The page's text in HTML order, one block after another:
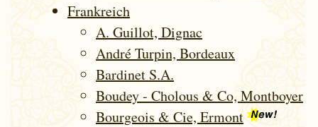
Frank­reich
A. Guillot, Dignac
André Turpin, Bordeaux
Bardinet S.A.
Boudey - Cholous & Co, Montboyer
Bourgeois & Cie, Ermont